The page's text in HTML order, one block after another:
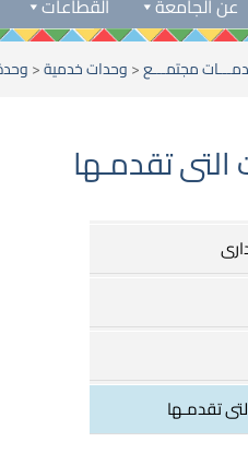
مجتمـــع<وحدات خدمية<
التى تقدمـها
تقدمـها